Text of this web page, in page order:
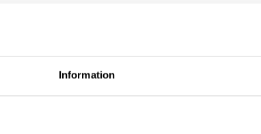
Information
från Restaurang Ekebacken och äntligen få
Bäckavattnet som underhöll med mycket